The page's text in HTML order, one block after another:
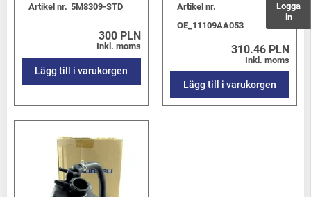
Logga
in
Artikel nr. 5M8309-STD
300 PLN
Inkl. moms
Lägg till i varukorgen
Artikel nr.
OE_11109AA053
310.46 PLN
Inkl. moms
Lägg till i varukorgen